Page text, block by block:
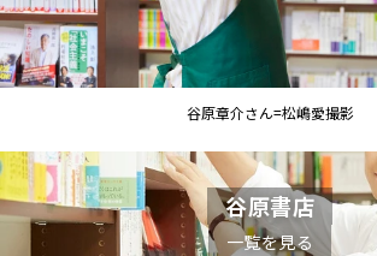
谷原章介さん=松嶋愛撮影
谷原書店
一覧を見る